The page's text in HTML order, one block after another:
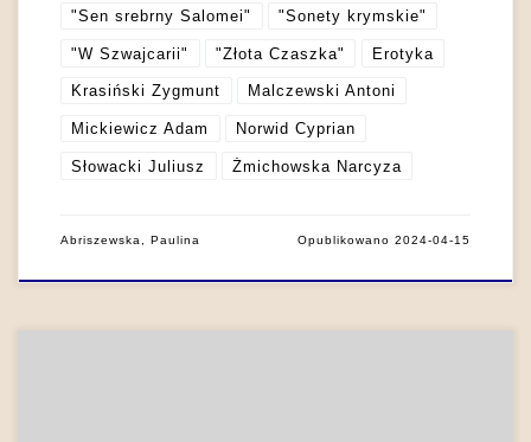
"Sen srebrny Salomei" "Sonety krymskie"
"W Szwajcarii" "Złota Czaszka" Erotyka
Krasiński Zygmunt Malczewski Antoni
Mickiewicz Adam Norwid Cyprian
Słowacki Juliusz Żmichowska Narcyza
Abriszewska, Paulina Opublikowano2024-04-15